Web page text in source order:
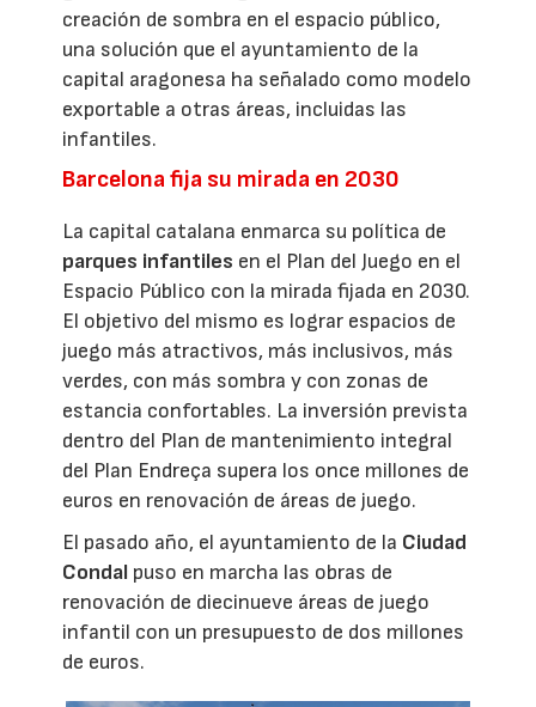
creación de sombra en el espacio público,
una solución que el ayuntamiento de la
capital aragonesa ha señalado como modelo
exportable a otras áreas, incluidas las
infantiles.
Barcelona fija su mirada en 2030
La capital catalana enmarca su política de
parques infantiles en el Plan del Juego en el
Espacio Público con la mirada fijada en 2030.
El objetivo del mismo es lograr espacios de
juego más atractivos, más inclusivos, más
verdes, con más sombra y con zonas de
estancia confortables. La inversión prevista
dentro del Plan de mantenimiento integral
del Plan Endreça supera los once millones de
euros en renovación de áreas de juego.
El pasado año, el ayuntamiento de la Ciudad
Condal puso en marcha las obras de
renovación de diecinueve áreas de juego
infantil con un presupuesto de dos millones
de euros.